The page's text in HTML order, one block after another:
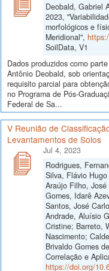
Deobald, Gabriel
2023,
morfológicos e
Meridional",
SoilData, V1
Dados produzidos como
Antônio Deobald, sob
requisito parcial para
no Programa de Pós-
Federal de Sa...
V Reunião de
Levantamentos de Solos
Jul 4, 2023
Rodrigues,
Silva, Flávio
Araújo Filho,
Gomes, Idarê
Santos, José
Andrade, Aluísio
Cristine; Barreto,
Nascimento;
Brivaldo Gomes
Correlação e
https://doi.org/